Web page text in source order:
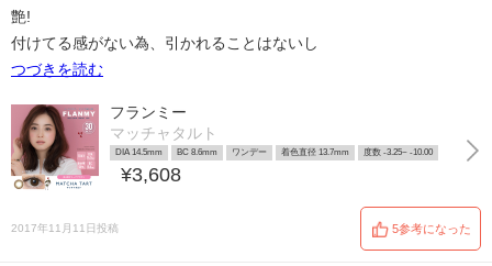
艶!
付けてる感がない為、引かれることはないし
つづきを読む
フランミー
マッチャタルト
DIA 14.5mm BC 8.6mm ワンデー 着色直径 13.7mm 度数 -3.25~ -10.00
¥3,608
2017年11月11日投稿 5参考になった